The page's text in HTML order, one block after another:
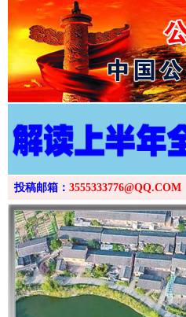
投稿邮箱： 3555333776@QQ.COM